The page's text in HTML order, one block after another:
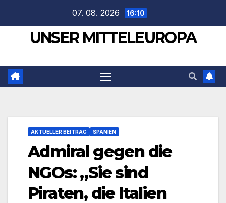
springen
07. 08. 2026 16:10
UNSER MITTELEUROPA
AKTUELLER BEITRAG SPANIEN
Admiral gegen die
NGOs: „Sie sind
Piraten, die Italien